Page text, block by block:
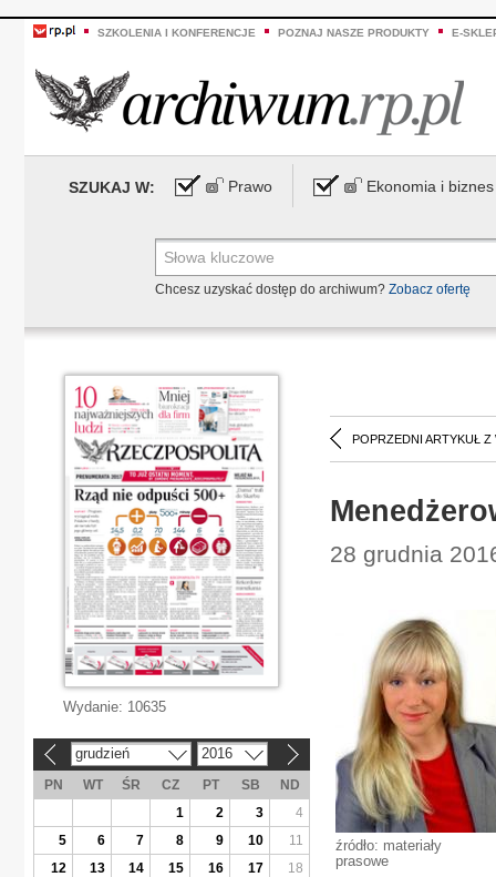
SZKOLENIA I KONFERENCJE POZNAJ NASZE PRODUKTY E-
SZUKAJ W: Prawo Ekonomia i biznes
Chcesz uzyskać dostęp do archiwum? Zobacz ofertę
POPRZEDNI ARTYKUŁ Z
28 grudnia
źródło: materiały
prasowe
Wydanie: 10635
grudzień 2016
PN WT ŚR CZ PT SB
ND
1
2 3
4
5
6 7 8 9 10
11
12
13 14 15 16 17
18